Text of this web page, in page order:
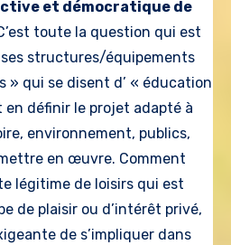
et démocratique de
toute la question qui est
structures/équipements
» qui se disent d’ « éducation
en définir le projet adapté à
environnement, publics,
en œuvre. Comment
légitime de loisirs qui est
de plaisir ou d’intérêt privé,
de s’impliquer dans